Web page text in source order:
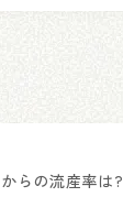
らの流産率は?